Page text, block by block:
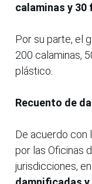
calaminas y 30
Por su parte, el
200 calaminas,
plástico.
Recuento de
De acuerdo con
por las Oficinas
jurisdicciones,